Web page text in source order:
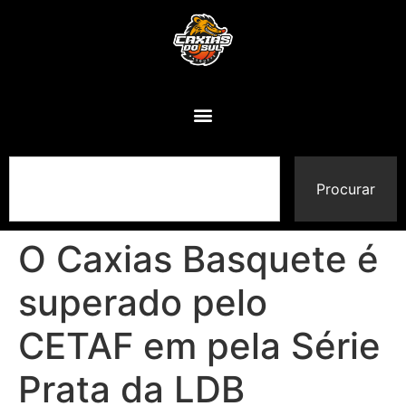
Procurar
O Caxias Basquete é
superado pelo
CETAF em pela Série
Prata da LDB